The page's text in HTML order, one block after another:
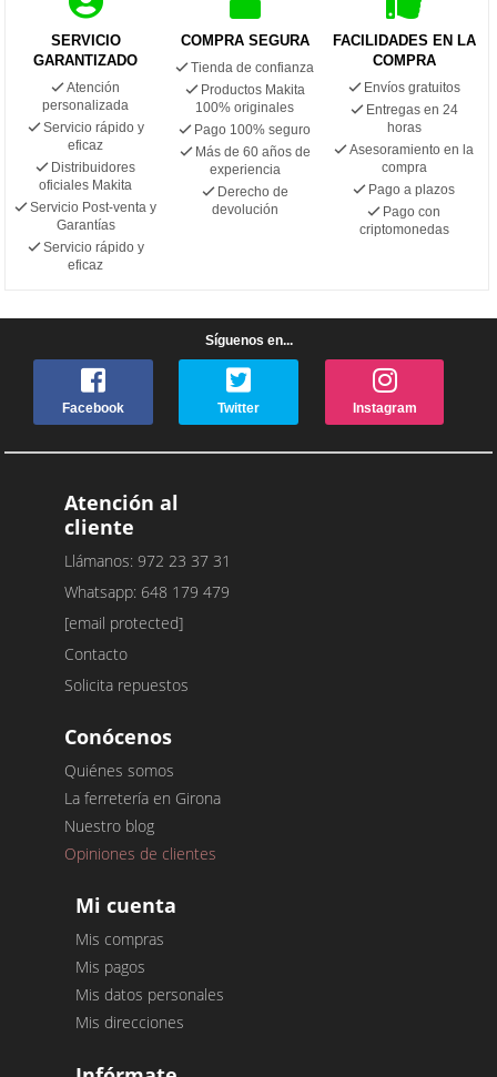
SERVICIO
GARANTIZADO
Atención
personalizada
Servicio rápido y
eficaz
Distribuidores
oficiales Makita
Servicio Post-venta y
Garantías
Servicio rápido y
eficaz
COMPRA SEGURA
Tienda de confianza
Productos Makita
100% originales
Pago 100% seguro
Más de 60 años de
experiencia
Derecho de
devolución
FACILIDADES EN LA
COMPRA
Envíos gratuitos
Entregas en 24
horas
Asesoramiento en la
compra
Pago a plazos
Pago con
criptomonedas
Síguenos en...
Facebook Twitter Instagram
Atención al
cliente
Llámanos: 972 23 37 31
Whatsapp: 648 179 479
[email protected]
Contacto
Solicita repuestos
Conócenos
Quiénes somos
La ferretería en Girona
Nuestro blog
Opiniones de clientes
Mi cuenta
Mis compras
Mis pagos
Mis datos personales
Mis direcciones